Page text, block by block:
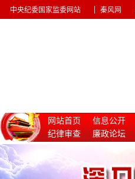
中央纪委国家监委网站 秦风网
网站首页 信息公开
纪律审查
廉政论坛